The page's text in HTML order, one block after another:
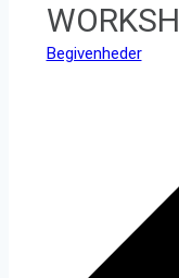
Begivenheder